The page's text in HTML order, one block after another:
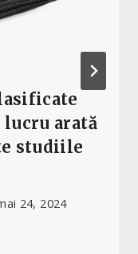
lucru arată
studiile
24, 2024